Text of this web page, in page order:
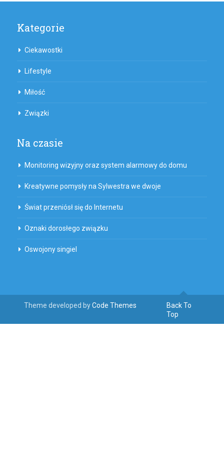
Kategorie
Ciekawostki
Lifestyle
Miłość
Związki
Na czasie
Monitoring wizyjny oraz system alarmowy do domu
Kreatywne pomysły na Sylwestra we dwoje
Świat przeniósł się do Internetu
Oznaki dorosłego związku
Oswojony singiel
Theme developed byCode Themes
Back To
Top